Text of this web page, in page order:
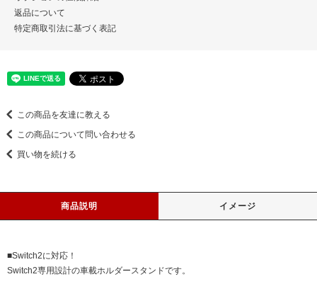
返品について
特定商取引法に基づく表記
この商品を友達に教える
この商品について問い合わせる
買い物を続ける
商品説明 イメージ
■Switch2に対応！
Switch2専用設計の車載ホルダースタンドです。